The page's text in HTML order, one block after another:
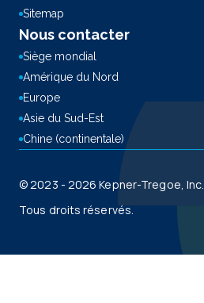
Sitemap
Nous contacter
Siège mondial
Amérique du Nord
Europe
Asie du Sud-Est
Chine (continentale)
© 2023 - 2026 Kepner-Tregoe, Inc.
Tous droits réservés.